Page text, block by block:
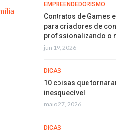
EMPREENDEDORISMO
Contratos de Games
para criadores de
profissionalizando o
jun 19, 2026
DICAS
10 coisas que
inesquecível
maio 27, 2026
DICAS